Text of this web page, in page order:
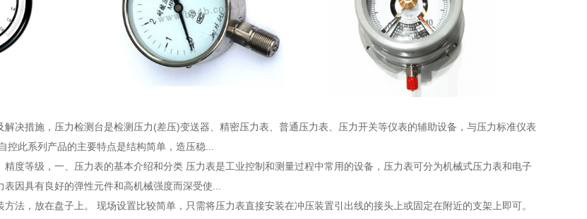
解决措施 ，压力检测台是检测压力(差压)变送器、精密压力表、普通压力表、压力开关等仪表的辅助设备，与压力标准仪表
控此系列产品的主要特点是结构简单，造压稳...
精度等级 ，一、压力表的基本介绍和分类 压力表是工业控制和测量过程中常用的设备，压力表可分为机械式压力表和电子
因具有良好的弹性元件和高机械强度而深受使...
方法 ，放在盘子上。 现场设置比较简单，只需将压力表直接安装在冲压装置引出线的接头上或固定在附近的支架上即可。